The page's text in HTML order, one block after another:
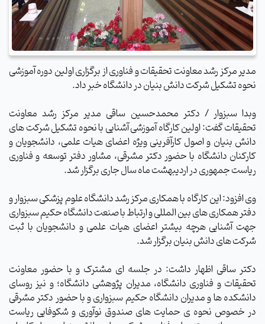
مدیر مرکز رشد معاونت تحقیقات و فناوری از برگزاری اولین دوره آموزشی
نحوه تشکیل شرکت دانش بنیان در دانشگاه خبر داد.
وبدا سبزوار / دکتر محمدحسین ساقی مدیر مرکز رشد معاونت
تحقیقات گفت: اولین کارگاه آموزشی آشنایی با نحوه تشکیل شرکت های
دانش بنیان و اصول کارآفرینی ویژه اعضای هیات علمی، دانشجویان و
کارکنان دانشگاه با حضور دکتر مشرقی، مشاور دفتر توسعه و فناوری
ریاست جمهوری در اردیبهشت ماه سال جاری برگزار شد.
وی افزود: این کارگاه با همکاری مرکز رشد دانشگاه علوم پزشکی سبزوار و
دفتر همکاری های بین المللی و ارتباط با صنعت دانشگاه حکیم سبزواری
جهت آشنایی هرچه بیشتر اعضای هیات علمی و دانشجویان با ثبت
شرکت های دانش بنیان برگزار شد.
دکتر ساقی اظهار داشت: در جلسه­ ای مشترک و با حضور معاونت
تحقیقات و فناوری دانشگاه، مدیران پژوهشی دانشگاه؛ و نیز روسای
دانشکده ها و مدیران دانشگاه حکیم سبزواری و با حضور دکتر مشرقی
در خصوص نحوه ی حمایت های صندوق نوآوری و شکوفایی ریاست